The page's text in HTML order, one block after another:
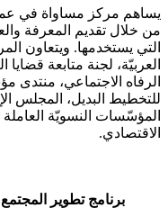
يساهم مركز مساواة في
من خلال تقديم المعرفة
التي يستخدمها. ويتعاون
العربيّة، لجنة متابعة
الرفاه الاجتماعي، منتدى
للتخطيط البديل، المجلس
المؤسّسات النسويّة
الاقتصادي.
برنامج تطوير المجتمع